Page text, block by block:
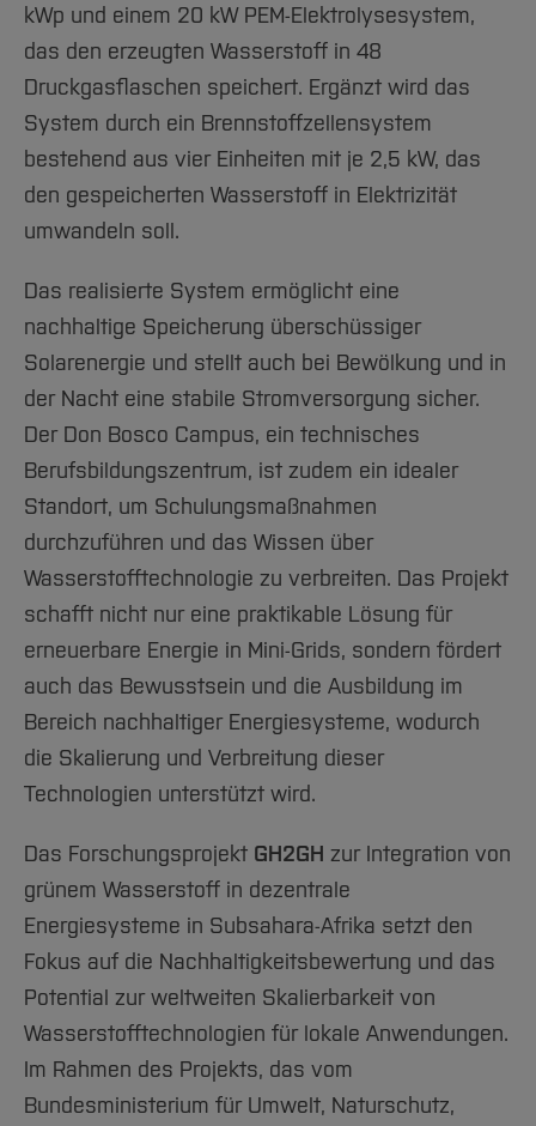
kWp und einem 20 kW PEM-Elektrolysesystem,
das den erzeugten Wasserstoff in 48
Druckgasflaschen speichert. Ergänzt wird das
System durch ein Brennstoffzellensystem
bestehend aus vier Einheiten mit je 2,5 kW, das
den gespeicherten Wasserstoff in Elektrizität
umwandeln soll.
Das realisierte System ermöglicht eine
nachhaltige Speicherung überschüssiger
Solarenergie und stellt auch bei Bewölkung und in
der Nacht eine stabile Stromversorgung sicher.
Der Don Bosco Campus, ein technisches
Berufsbildungszentrum, ist zudem ein idealer
Standort, um Schulungsmaßnahmen
durchzuführen und das Wissen über
Wasserstofftechnologie zu verbreiten. Das Projekt
schafft nicht nur eine praktikable Lösung für
erneuerbare Energie in Mini-Grids, sondern fördert
auch das Bewusstsein und die Ausbildung im
Bereich nachhaltiger Energiesysteme, wodurch
die Skalierung und Verbreitung dieser
Technologien unterstützt wird.
Das Forschungsprojekt GH2GH zur Integration von
grünem Wasserstoff in dezentrale
Energiesysteme in Subsahara-Afrika setzt den
Fokus auf die Nachhaltigkeitsbewertung und das
Potential zur weltweiten Skalierbarkeit von
Wasserstofftechnologien für lokale Anwendungen.
Im Rahmen des Projekts, das vom
Bundesministerium für Umwelt, Naturschutz,